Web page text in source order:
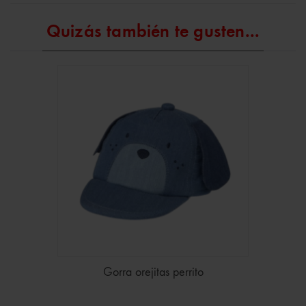
Quizás también te gusten...
Gorra orejitas perrito